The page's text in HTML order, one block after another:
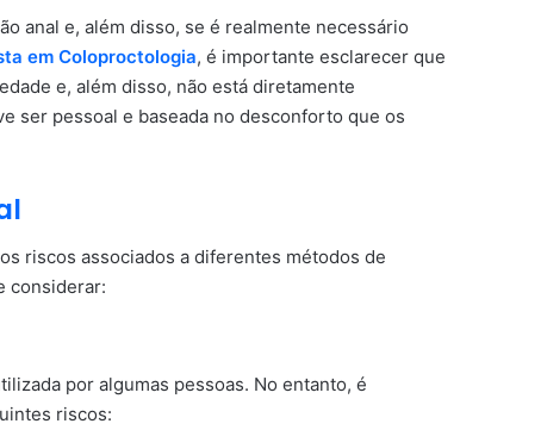
anal e, além disso, se é realmente necessário
em Coloproctologia, é importante esclarecer que
e, além disso, não está diretamente
ser pessoal e baseada no desconforto que os
riscos associados a diferentes métodos de
considerar:
por algumas pessoas. No entanto, é
riscos: